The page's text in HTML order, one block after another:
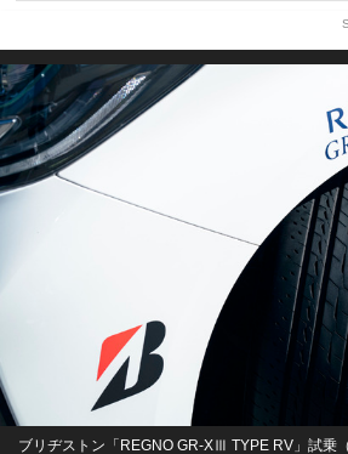
ブリヂストン「REGNO GR-XⅢ TYPE RV」試乗（